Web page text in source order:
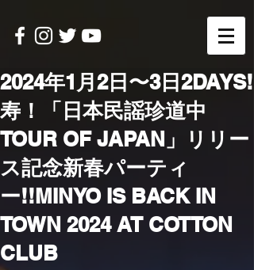
2024年1月2日〜3日2DAYS!
寿！「日本民謡珍道中
TOUR OF JAPAN」リリー
ス記念新春パーティ
ー!!MINYO IS BACK IN
TOWN 2024 AT COTTON
CLUB